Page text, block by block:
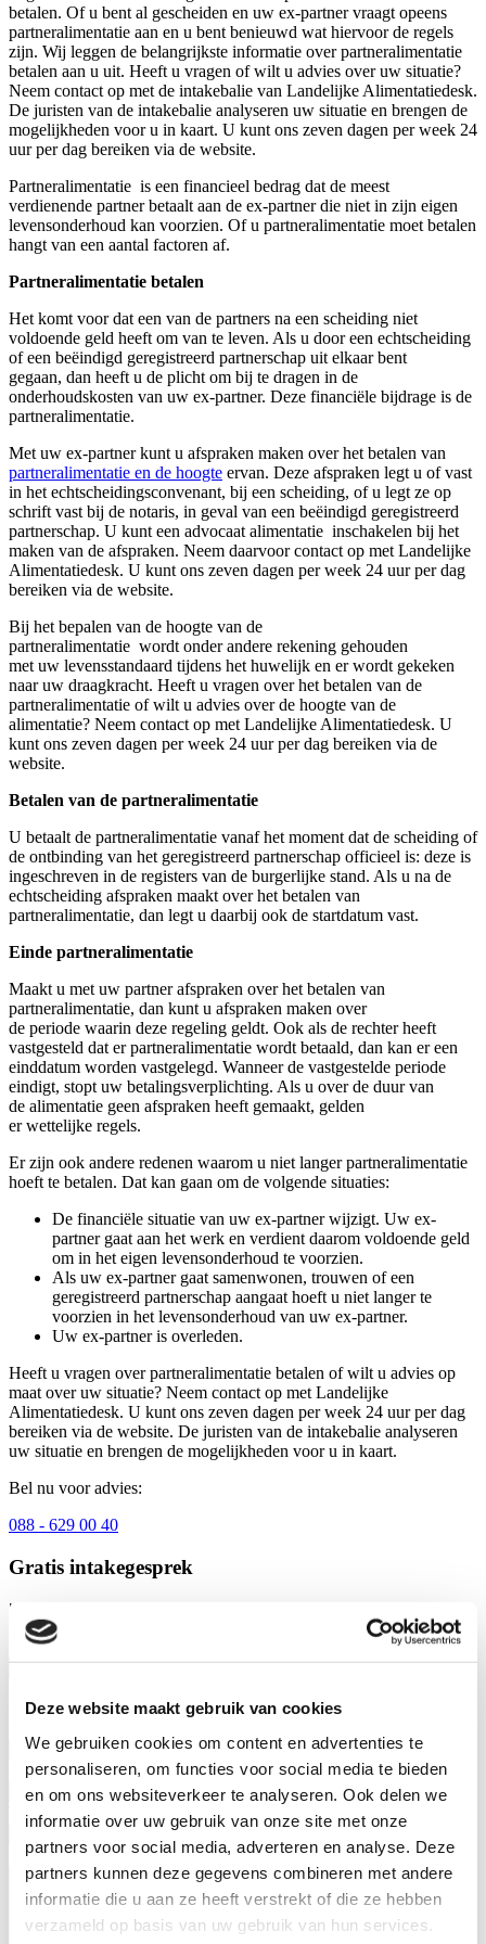
Deze website maakt gebruik van cookies
We gebruiken cookies om content en advertenties te
personaliseren, om functies voor social media te bieden
en om ons websiteverkeer te analyseren. Ook delen we
informatie over uw gebruik van onze site met onze
partners voor social media, adverteren en analyse. Deze
partners kunnen deze gegevens combineren met andere
informatie die u aan ze heeft verstrekt of die ze hebben
verzameld op basis van uw gebruik van hun services.
betalen. Of u bent al gescheiden en uw ex-partner vraagt opeens
partneralimentatie aan en u bent benieuwd wat hiervoor de regels
zijn. Wij leggen de belangrijkste informatie over partneralimentatie
betalen aan u uit. Heeft u vragen of wilt u advies over uw situatie?
Neem contact op met de intakebalie van Landelijke Alimentatiedesk.
De juristen van de intakebalie analyseren uw situatie en brengen de
mogelijkheden voor u in kaart. U kunt ons zeven dagen per week 24
uur per dag bereiken via de website.
Partneralimentatie is een financieel bedrag dat de meest
verdienende partner betaalt aan de ex-partnerdie niet in zijn eigen
levensonderhoud kan voorzien. Of u partneralimentatie moet betalen
hangt van een aantal factoren af.
Partneralimentatie betalen
Het komt voor dat een van de partners na een scheiding niet
voldoende geld heeft om van te leven. Als u dooreen echtscheiding
of een beëindigd geregistreerd partnerschap uit elkaarbent
gegaan, dan heeft u de plicht om bij te dragen in de
onderhoudskosten van uw ex-partner. Deze financiële bijdrage is de
partneralimentatie.
Met uw ex-partner kunt u afspraken maken over het betalen van
partneralimentatie en de hoogte ervan. Deze afspraken legt u of vast
in het echtscheidingsconvenant, bij een scheiding, of u legt ze op
schrift vast bij de notaris, in geval van een beëindigd geregistreerd
partnerschap. U kunt een advocaat alimentatie inschakelen bij het
maken van de afspraken. Neem daarvoor contact op met Landelijke
Alimentatiedesk. U kunt ons zeven dagen per week 24 uur per dag
bereiken via de website.
Bij het bepalen van de hoogte van de
partneralimentatie wordt onder andere rekening gehouden
met uw levensstandaard tijdens het huwelijk en er wordt gekeken
naar uw draagkracht. Heeft u vragen over het betalen van de
partneralimentatie of wilt u advies over de hoogte van de
alimentatie? Neem contact op met Landelijke Alimentatiedesk. U
kunt ons zeven dagen per week 24 uur per dag bereiken via de
website.
Betalen van de partneralimentatie
U betaalt de partneralimentatie vanaf het moment dat de scheiding of
de ontbinding van het geregistreerd partnerschap officieel is: deze is
ingeschreven in de registers van de burgerlijke stand. Als u na de
echtscheiding afspraken maakt over het betalen van
partneralimentatie, dan legt u daarbij ook de startdatum vast.
Einde partneralimentatie
Maakt u met uw partner afspraken over het betalen van
partneralimentatie, dan kunt u afspraken maken over
de periode waarin deze regeling geldt. Ook als de rechter heeft
vastgesteld dat er partneralimentatie wordt betaald, dan kan er een
einddatum worden vastgelegd. Wanneer de vastgestelde periode
eindigt, stopt uw betalingsverplichting. Als u over de duur van
de alimentatie geen afspraken heeft gemaakt, gelden
erwettelijke regels.
Er zijn ook andere redenen waarom u niet langer partneralimentatie
hoeft te betalen. Dat kan gaan om de volgende situaties:
De financiële situatie van uw ex-partner wijzigt. Uw ex-
partner gaat aan het werk en verdient daarom voldoende geld
om in het eigen levensonderhoud te voorzien.
Als uw ex-partner gaat samenwonen, trouwen of een
geregistreerd partnerschap aangaat hoeft u niet langer te
voorzien in het levensonderhoud van uw ex-partner.
Uw ex-partner is overleden.
Heeft u vragen over partneralimentatie betalen of wilt u advies op
maat over uw situatie? Neem contact op met Landelijke
Alimentatiedesk. U kunt ons zeven dagen per week 24 uur per dag
bereiken via de website. De juristen van de intakebalie analyseren
uw situatie en brengen de mogelijkheden voor u in kaart.
Bel nu voor advies:
088 - 629 00 40
Gratis intakegesprek
"
URL
gewijzigd.
E-mailadres *
Telefoonnummer
Eventuele opmerkingen